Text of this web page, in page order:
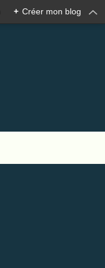
+ Créer mon blog